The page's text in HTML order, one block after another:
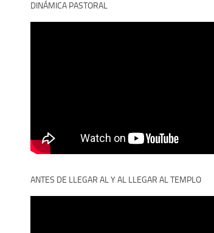
DINÁMICA PASTORAL
ANTES DE LLEGAR AL Y AL LLEGAR AL TEMPLO